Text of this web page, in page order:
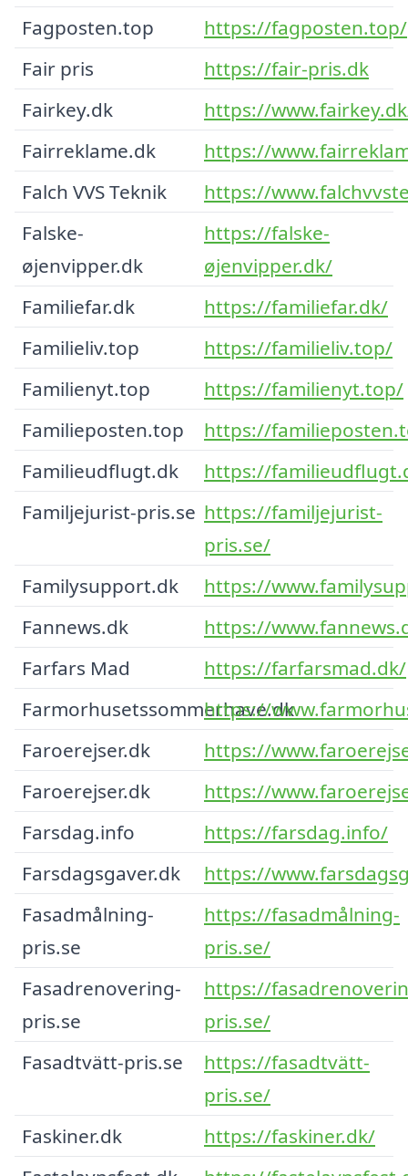
Fagposten.top
https://fagposten.top/
Fair pris
https://fair-pris.dk
Fairkey.dk
https://
Fairreklame.dk
https://
Falch VVS Teknik
https://
Falske-
øjenvipper.dk
https://falske-
øjenvipper.dk/
Familiefar.dk
https://familiefar.dk/
Familieliv.top
https://familieliv.top/
Familienyt.top
https://familienyt.top/
Familieposten.top
https://
Familieudflugt.dk
https://
Familjejurist-pris.se https://familjejurist-
pris.se/
Familysupport.dk
https://
Fannews.dk
https://
Farfars Mad
https://farfarsmad.dk/
Farmorhusetssommerhave.dk
https://
Faroerejser.dk
https://
Faroerejser.dk
https://
Farsdag.info
https://farsdag.info/
Farsdagsgaver.dk
https://
Fasadmålning-
pris.se
https://fasadmålning-
pris.se/
Fasadrenovering-
pris.se
https://
pris.se/
Fasadtvätt-pris.se
https://fasadtvätt-
pris.se/
Faskiner.dk
https://faskiner.dk/